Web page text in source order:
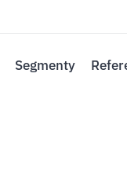
Segmenty